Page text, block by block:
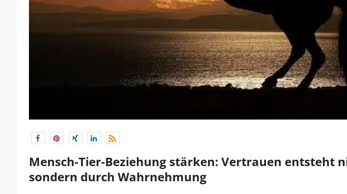
Mensch-Tier-Beziehung stärken: Vertrauen entsteht
sondern durch Wahrnehmung